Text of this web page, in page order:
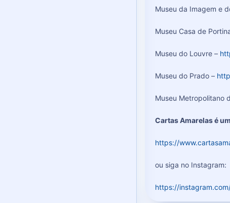
Museu da Imagem e
Museu Casa de
Museu do Louvre –
Museu do Prado –
Museu Metropolitano
Cartas Amarelas é
https://
ou siga no Instagram:
https://